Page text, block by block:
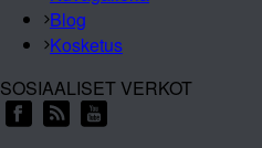
Blog
Kosketus
SOSIAALISET VERKOT